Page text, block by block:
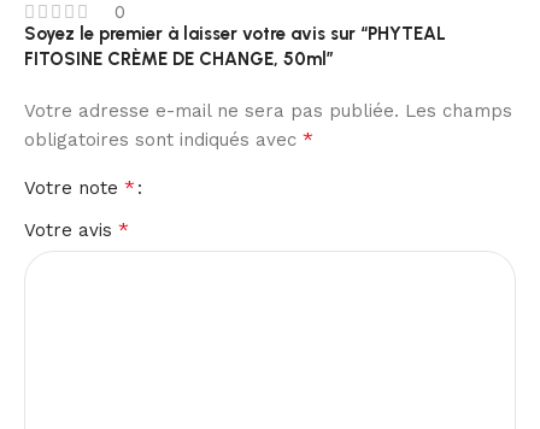
0
Soyez le premier à laisser votre avis sur “PHYTEAL
FITOSINE CRÈME DE CHANGE, 50ml”
Votre adresse e-mail ne sera pas publiée. Les champs
obligatoires sont indiqués avec *
Votre note *
Votre avis *